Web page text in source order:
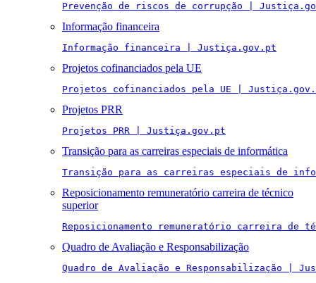
Prevenção de riscos de corrupção |
Informação financeira
Informação financeira | Justiça.gov.pt
Projetos cofinanciados pela UE
Projetos cofinanciados pela UE |
Projetos PRR
Projetos PRR | Justiça.gov.pt
Transição para as carreiras especiais de informática
Transição para as carreiras especiais de
Reposicionamento remuneratório carreira de técnico
superior
Reposicionamento remuneratório carreira
Quadro de Avaliação e Responsabilização
Quadro de Avaliação e Responsabilização |